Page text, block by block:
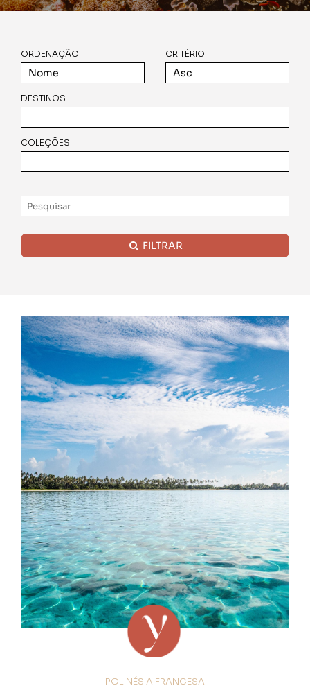
ORDENAÇÃO CRITÉRIO
DESTINOS
COLEÇÕES
FILTRAR
POLINÉSIA FRANCESA